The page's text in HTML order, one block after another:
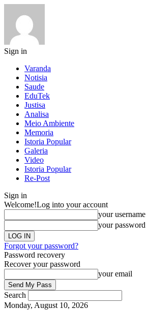
Sign in
Varanda
Notisia
Saude
EduTek
Justisa
Analisa
Meio Ambiente
Memoria
Istoria Popular
Galeria
Video
Istoria Popular
Re-Post
Sign in
Welcome!Log into your account
your username
your password
Forgot your password?
Password recovery
Recover your password
your email
Search
Monday, August 10, 2026